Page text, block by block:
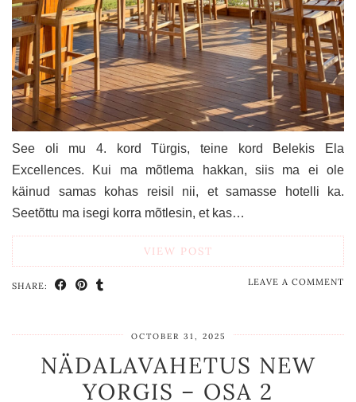
See oli mu 4. kord Türgis, teine kord Belekis Ela
Excellences. Kui ma mõtlema hakkan, siis ma ei ole
käinud samas kohas reisil nii, et samasse hotelli ka.
Seetõttu ma isegi korra mõtlesin, et kas…
VIEW POST
SHARE: LEAVE A COMMENT
OCTOBER 31, 2025
NÄDALAVAHETUS NEW
YORGIS – OSA 2